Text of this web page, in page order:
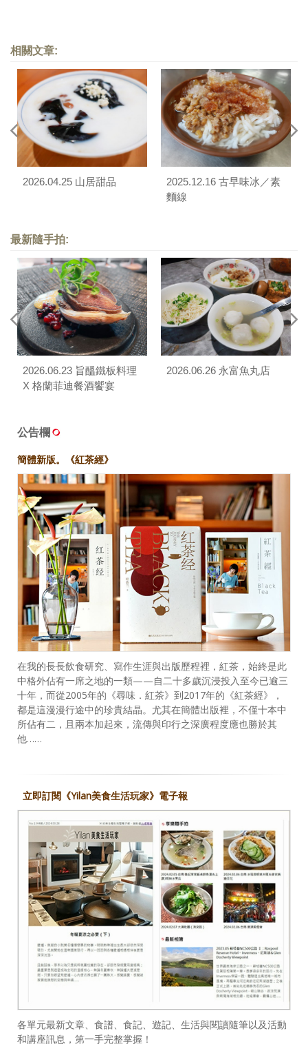
相關文章:
2026.04.25 山居甜品
2025.12.16 古早味冰／素
麵線
最新隨手拍:
2026.06.23 旨醞鐵板料理
X 格蘭菲迪餐酒饗宴
2026.06.26 永富魚丸店
公告欄
簡體新版。《紅茶經》
在我的長長飲食研究、寫作生涯與出版歷程裡，紅茶，始終是此
中格外佔有一席之地的一類——自二十多歲沉浸投入至今已逾三
十年，而從2005年的《尋味．紅茶》到2017年的《紅茶經》，
都是這漫漫行途中的珍貴結晶。尤其在簡體出版裡，不僅十本中
所佔有二，且兩本加起來，流傳與印行之深廣程度應也勝於其
他……
立即訂閱《Yilan美食生活玩家》電子報
各單元最新文章、食譜、食記、遊記、生活與閱讀隨筆以及活動
和講座訊息，第一手完整掌握！